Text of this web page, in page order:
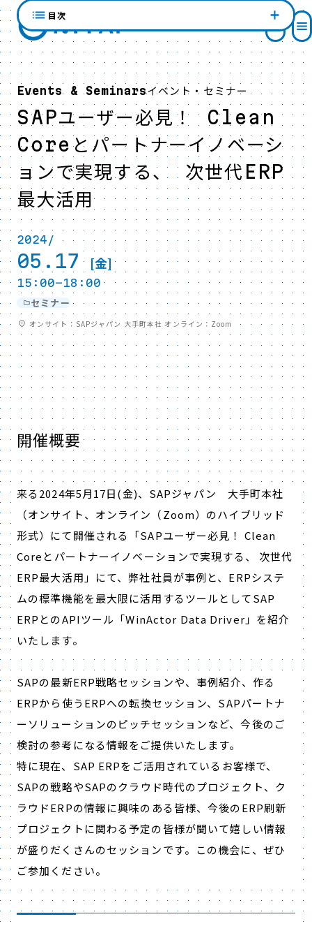
Events & Seminarsイベント・セミナー
SAPユーザー必見！ Clean
Coreとパートナーイノベーシ
ョンで実現する、 次世代ERP
最大活用
2024/
05.17 [金]
15:00-18:00
セミナー
オンサイト：SAPジャパン 大手町本社 オンライン：Zoom
開催概要
来る2024年5月17日(金)、SAPジャパン 大手町本社
（オンサイト、オンライン（Zoom）のハイブリッド
形式）にて開催される「SAPユーザー必見！ Clean
Coreとパートナーイノベーションで実現する、 次世代
ERP最大活用」にて、弊社社員が事例と、ERPシステ
ムの標準機能を最大限に活用するツールとしてSAP
ERPとのAPIツール「WinActor Data Driver」を紹介
いたします。
SAPの最新ERP戦略セッションや、事例紹介、作る
ERPから使うERPへの転換セッション、SAPパートナ
ーソリューションのピッチセッションなど、今後のご
検討の参考になる情報をご提供いたします。
特に現在、SAP ERPをご活用されているお客様で、
SAPの戦略やSAPのクラウド時代のプロジェクト、ク
ラウドERPの情報に興味のある皆様、今後のERP刷新
プロジェクトに関わる予定の皆様が聞いて嬉しい情報
が盛りだくさんのセッションです。この機会に、ぜひ
ご参加ください。
目次